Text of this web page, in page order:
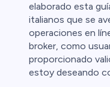
elaborado esta
italianos que se
operaciones en
broker, como
proporcionado
estoy deseando